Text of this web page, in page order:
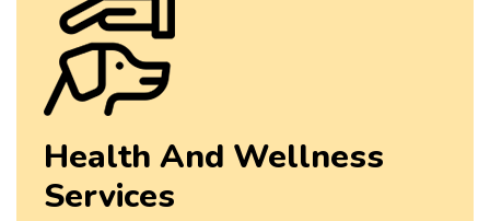
Health And Wellness
Services